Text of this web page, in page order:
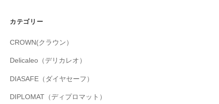
カテゴリー
CROWN(クラウン）
Delicaleo（デリカレオ）
DIASAFE（ダイヤセーフ）
DIPLOMAT（ディプロマット）